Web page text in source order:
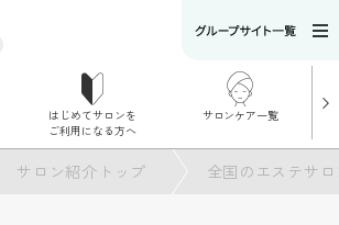
はじめてサロンを
ご利用になる方へ
サロンケア一覧
ュー
施術別で探す
お悩み別で探す
サロン紹介トップ 全国のエステサ